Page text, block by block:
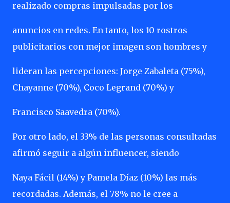
realizado compras impulsadas por los
anuncios en redes. En tanto, los 10 rostros
publicitarios con mejor imagen son hombres y
lideran las percepciones: Jorge Zabaleta (75%),
Chayanne (70%), Coco Legrand (70%) y
Francisco Saavedra (70%).
Por otro lado, el 33% de las personas consultadas
afirmó seguir a algún influencer, siendo
Naya Fácil (14%) y Pamela Díaz (10%) las más
recordadas. Además, el 78% no le cree a